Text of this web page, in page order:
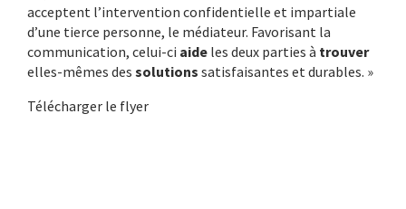
acceptent l’intervention confidentielle et impartiale
d’une tierce personne, le médiateur. Favorisant la
communication, celui-ci aide les deux parties à trouver
elles-mêmes des solutions satisfaisantes et durables. »
Télécharger le flyer